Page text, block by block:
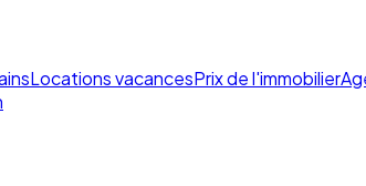
Locations vacancesPrix de l'immobilier